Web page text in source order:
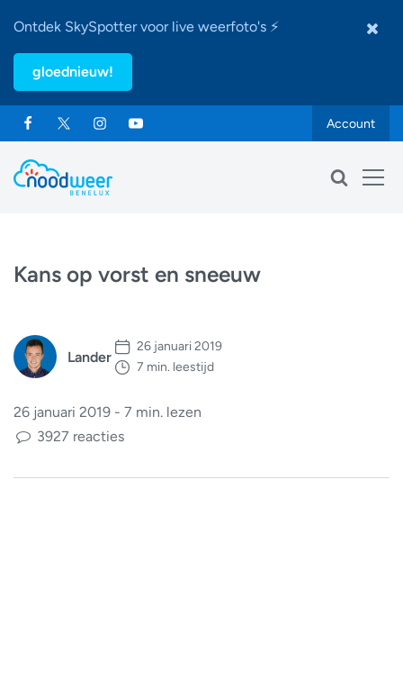
Ontdek SkySpotter voor live weerfoto's ⚡
gloednieuw!
Account
Kans op vorst en sneeuw
Lander
26 januari 2019
7 min. leestijd
26 januari 2019 - 7 min. lezen
3927 reacties